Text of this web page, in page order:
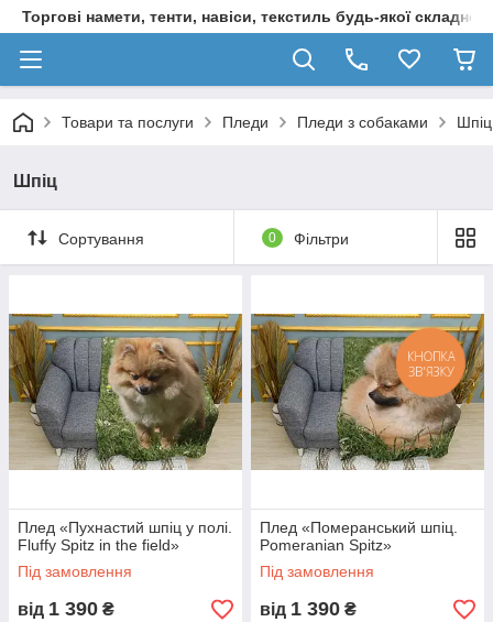
Торгові намети, тенти, навіси, текстиль будь-якої
Товари та послуги Пледи Пледи з собаками Шпіц
Шпіц
Сортування 0 Фільтри
Плед «Пухнастий шпіц у полі.
Fluffy Spitz in the field»
Під замовлення
від 1 390 ₴
Плед «Померанський шпіц.
Pomeranian Spitz»
Під замовлення
від 1 390 ₴
КНОПКА
ЗВ'ЯЗКУ